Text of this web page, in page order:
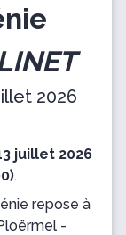
2026
juillet 2026
.
repose à
-